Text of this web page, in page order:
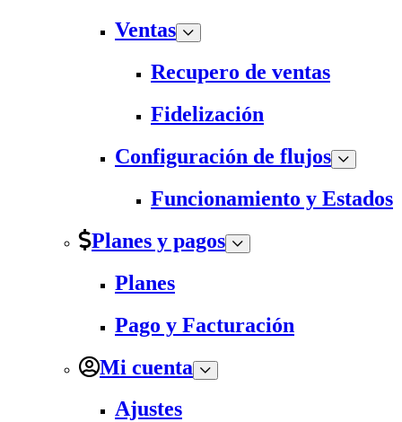
Ventas
Recupero de ventas
Fidelización
Configuración de flujos
Funcionamiento y Estados
Planes y pagos
Planes
Pago y Facturación
Mi cuenta
Ajustes